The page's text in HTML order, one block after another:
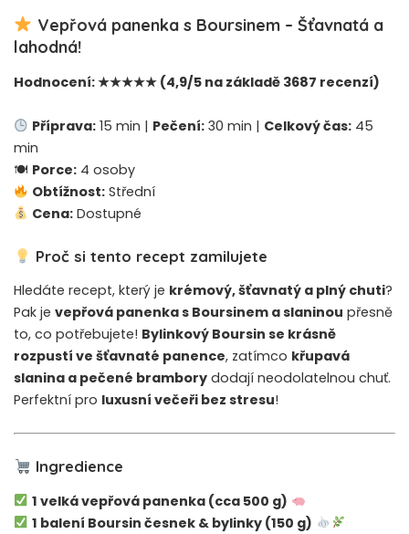
Vepřová panenka s Boursinem – Šťavnatá a
lahodná!
Hodnocení: ★★★★★ (4,9/5 na základě 3687 recenzí)
Příprava: 15 min | Pečení: 30 min | Celkový čas: 45
min
🍽 Porce: 4 osoby
Obtížnost: Střední
Cena: Dostupné
Proč si tento recept zamilujete
Hledáte recept, který je krémový, šťavnatý a plný chuti?
Pak je vepřová panenka s Boursinem a slaninou přesně
to, co potřebujete! Bylinkový Boursin se krásně
rozpustí ve šťavnaté panence, zatímco křupavá
slanina a pečené brambory dodají neodolatelnou chuť.
Perfektní pro luxusní večeři bez stresu!
Ingredience
1 velká vepřová panenka (cca 500 g)
1 balení Boursin česnek & bylinky (150 g)